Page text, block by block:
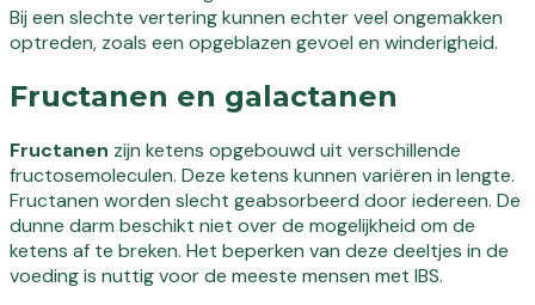
Bij een slechte vertering kunnen echter veel ongemakken
optreden, zoals een opgeblazen gevoel en winderigheid.
Fructanen en galactanen
Fructanen zijn ketens opgebouwd uit verschillende
fructosemoleculen. Deze ketens kunnen variëren in lengte.
Fructanen worden slecht geabsorbeerd door iedereen. De
dunne darm beschikt niet over de mogelijkheid om de
ketens af te breken. Het beperken van deze deeltjes in de
voeding is nuttig voor de meeste mensen met IBS.